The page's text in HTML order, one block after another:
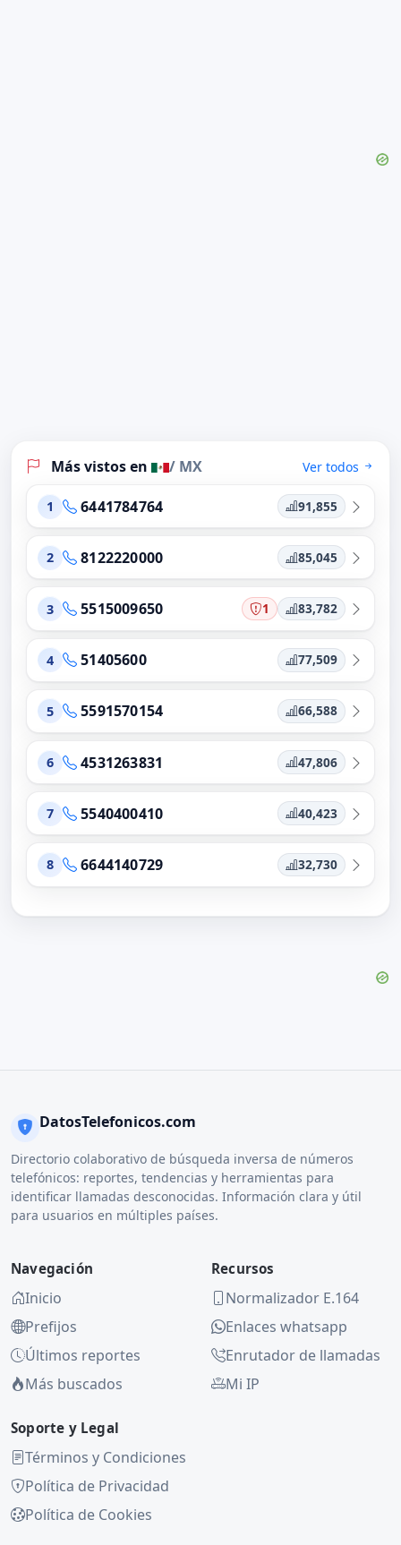
Más vistos en / MX Ver todos
1 6441784764 91,855
2 8122220000 85,045
3 5515009650 1 83,782
4 51405600 77,509
5 5591570154 66,588
6 4531263831 47,806
7 5540400410 40,423
8 6644140729 32,730
DatosTelefonicos.com
Directorio colaborativo de búsqueda inversa de números
telefónicos: reportes, tendencias y herramientas para
identificar llamadas desconocidas. Información clara y útil
para usuarios en múltiples países.
Navegación
Inicio
Prefijos
Últimos reportes
Más buscados
Recursos
Normalizador E.164
Enlaces whatsapp
Enrutador de llamadas
Mi IP
Soporte y Legal
Términos y Condiciones
Política de Privacidad
Política de Cookies